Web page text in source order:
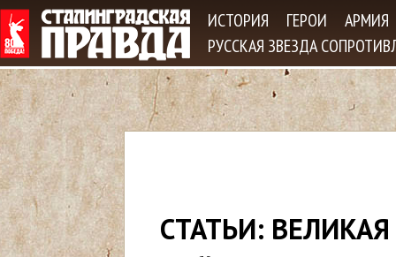
ИСТОРИЯ ГЕРОИ
АРМИЯ
РУССКАЯ ЗВЕЗДА
СТАТЬИ: